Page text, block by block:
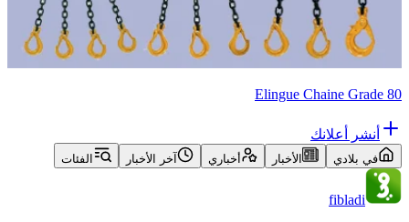
Elingue Chaine Grade 80
أنشر أعلانك
في بلادي الأخبار أخباري آخر الأخبار الفئات
fibladi